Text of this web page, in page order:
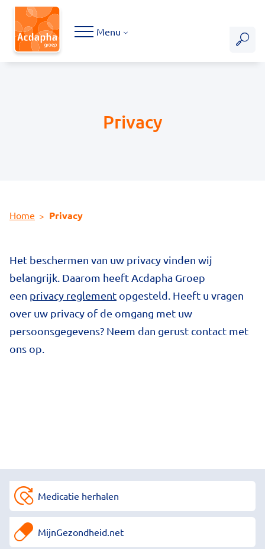
Hoofdmenu
Menu
Home Privacy
Privacy
Het beschermen van uw privacy vinden wij
belangrijk. Daarom heeft Acdapha Groep
een privacy reglement opgesteld. Heeft u vragen
over uw privacy of de omgang met uw
persoonsgegevens? Neem dan gerust contact met
ons op.
Medicatie herhalen
MijnGezondheid.net